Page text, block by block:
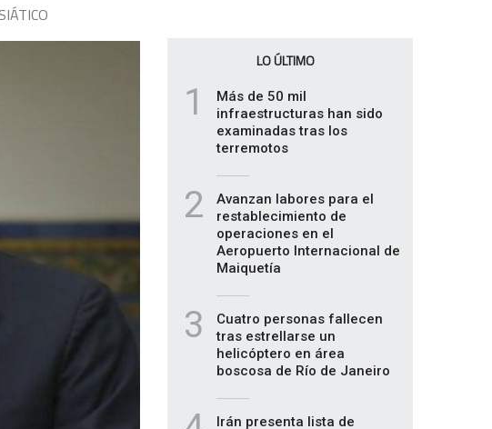
LO ÚLTIMO
1
Más de 50 mil
infraestructuras han sido
examinadas tras los
terremotos
2
Avanzan labores para el
restablecimiento de
operaciones en el
Aeropuerto Internacional de
Maiquetía
3
Cuatro personas fallecen
tras estrellarse un
helicóptero en área
boscosa de Río de Janeiro
Irán presenta lista de